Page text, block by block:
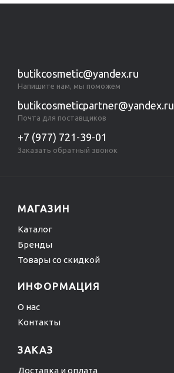
butikcosmetic@yandex.ru
Напишите нам, мы поможем
butikcosmeticpartner@yandex.ru
Почта для поставщиков
+7 (977) 721-39-01
Заказать обратный звонок
МАГАЗИН
Каталог
Бренды
Товары со скидкой
ИНФОРМАЦИЯ
О нас
Контакты
ЗАКАЗ
Доставка и оплата